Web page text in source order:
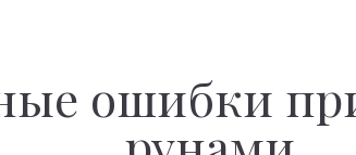
ошибки